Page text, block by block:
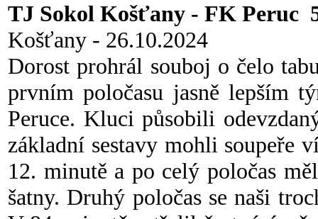
TJ Sokol Košťany - FK Peruc
Košťany - 26.10.2024
Dorost prohrál souboj o čelo
prvním poločasu jasně lepším
Peruce. Kluci působili
základní sestavy mohli soupeře
12. minutě a po celý poločas
šatny. Druhý poločas se naši